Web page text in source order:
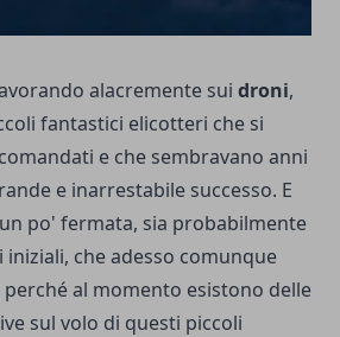
alacremente sui droni,
fantastici elicotteri che si
e che sembravano anni
e inarrestabile successo. E
po' fermata, sia probabilmente
iniziali, che adesso comunque
al momento esistono delle
sul volo di questi piccoli